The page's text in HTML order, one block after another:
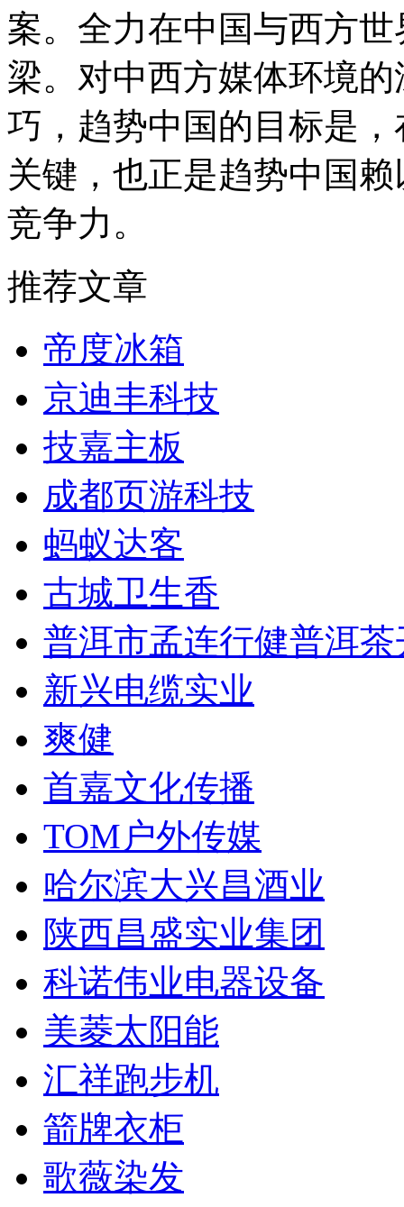
案。全力在中国与西方
梁。对中西方媒体环境
巧，趋势中国的目标是
关键，也正是趋势中国
竞争力。
推荐文章
帝度冰箱
京迪丰科技
技嘉主板
成都页游科技
蚂蚁达客
古城卫生香
普洱市孟连行健普洱茶
新兴电缆实业
爽健
首嘉文化传播
TOM户外传媒
哈尔滨大兴昌酒业
陕西昌盛实业集团
科诺伟业电器设备
美菱太阳能
汇祥跑步机
箭牌衣柜
歌薇染发